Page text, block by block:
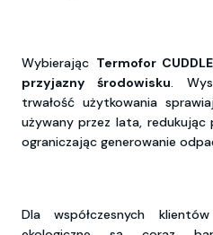
Wybierając Termofor CUDDLE
przyjazny środowisku.
trwałość użytkowania
używany przez lata,
ograniczając generowanie
Dla współczesnych